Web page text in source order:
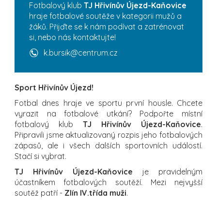
Fotbalový klub TJ Hřivínův Újezd-Kaňovice
hraje fotbalové soutěže v kategorii mužů a
žáků. Přijďte se k nám podívat a zatrénovat
si, nebo nás kontaktujte!
k.bursik@centrum.cz
Sport Hřivínův Újezd!
Fotbal dnes hraje ve sportu první housle. Chcete
vyrazit na fotbalové utkání? Podpořte místní
fotbalový klub TJ Hřivínův Újezd-Kaňovice.
Připravili jsme aktualizovaný rozpis jeho fotbalových
zápasů, ale i všech dalších sportovních událostí.
Stačí si vybrat.
TJ Hřivínův Újezd-Kaňovice je pravidelným
účastníkem fotbalových soutěží. Mezi nejvyšší
soutěž patří - Zlín IV.třída muži.